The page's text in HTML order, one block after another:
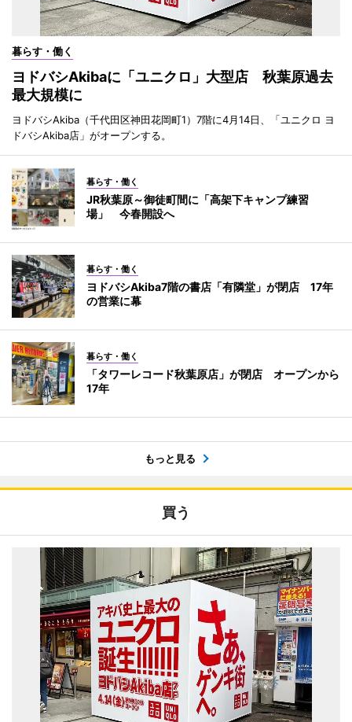
暮らす・働く
ヨドバシAkibaに「ユニクロ」大型店 秋葉原過去
最大規模に
ヨドバシAkiba（千代田区神田花岡町1）7階に4月14日、「ユニクロ ヨ
ドバシAkiba店」がオープンする。
暮らす・働く
JR秋葉原～御徒町間に「高架下キャンプ練習
場」 今春開設へ
暮らす・働く
ヨドバシAkiba7階の書店「有隣堂」が閉店 17年
の営業に幕
暮らす・働く
「タワーレコード秋葉原店」が閉店 オープンから
17年
もっと見る
買う